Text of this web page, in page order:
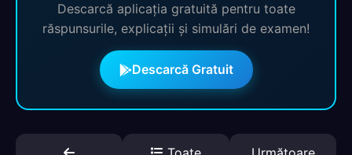
Descarcă aplicația gratuită pentru toate
răspunsurile, explicații și simulări de examen!
Descarcă Gratuit